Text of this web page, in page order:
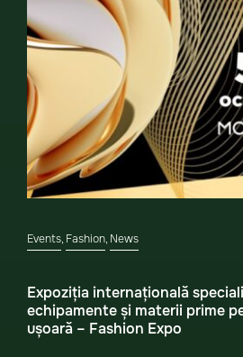
Events, Fashion, News
Expoziția internațională
echipamente și materii prime
ușoară – Fashion Expo